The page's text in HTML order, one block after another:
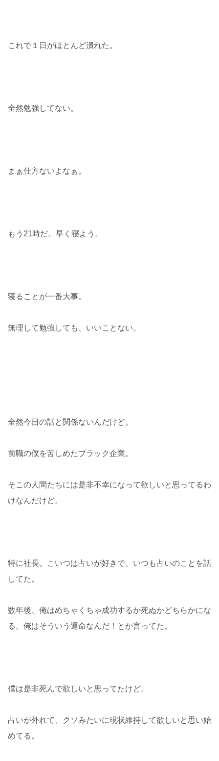
これで１日がほとんど潰れた。
全然勉強してない。
まぁ仕方ないよなぁ。
もう21時だ。早く寝よう。
寝ることが一番大事。
無理して勉強しても、いいことない。
全然今日の話と関係ないんだけど。
前職の僕を苦しめたブラック企業。
そこの人間たちには是非不幸になって欲しいと思ってるわ
けなんだけど。
特に社長。こいつは占いが好きで、いつも占いのことを話
してた。
数年後、俺はめちゃくちゃ成功するか死ぬかどちらかにな
る。俺はそういう運命なんだ！とか言ってた。
僕は是非死んで欲しいと思ってたけど。
占いが外れて、クソみたいに現状維持して欲しいと思い始
めてる。